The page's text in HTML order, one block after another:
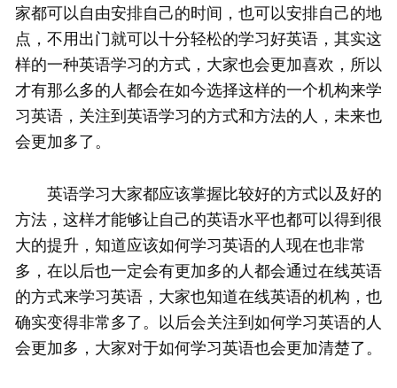
家都可以自由安排自己的时间，也可以安排自己的地
点，不用出门就可以十分轻松的学习好英语，其实这
样的一种英语学习的方式，大家也会更加喜欢，所以
才有那么多的人都会在如今选择这样的一个机构来学
习英语，关注到英语学习的方式和方法的人，未来也
会更加多了。
英语学习大家都应该掌握比较好的方式以及好的
方法，这样才能够让自己的英语水平也都可以得到很
大的提升，知道应该如何学习英语的人现在也非常
多，在以后也一定会有更加多的人都会通过在线英语
的方式来学习英语，大家也知道在线英语的机构，也
确实变得非常多了。以后会关注到如何学习英语的人
会更加多，大家对于如何学习英语也会更加清楚了。